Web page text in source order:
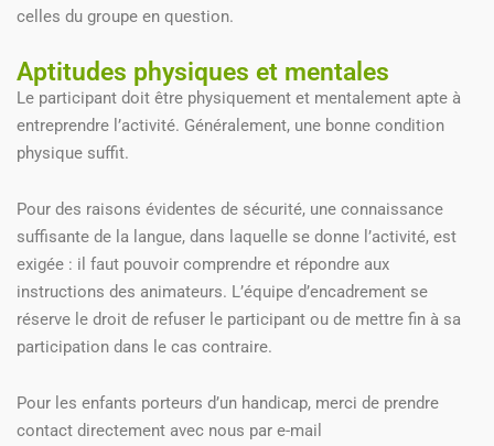
celles du groupe en question.
Aptitudes physiques et mentales
Le participant doit être physiquement et mentalement apte à
entreprendre l’activité. Généralement, une bonne condition
physique suffit.
Pour des raisons évidentes de sécurité, une connaissance
suffisante de la langue, dans laquelle se donne l’activité, est
exigée : il faut pouvoir comprendre et répondre aux
instructions des animateurs. L’équipe d’encadrement se
réserve le droit de refuser le participant ou de mettre fin à sa
participation dans le cas contraire.
Pour les enfants porteurs d’un handicap, merci de prendre
contact directement avec nous par e-mail